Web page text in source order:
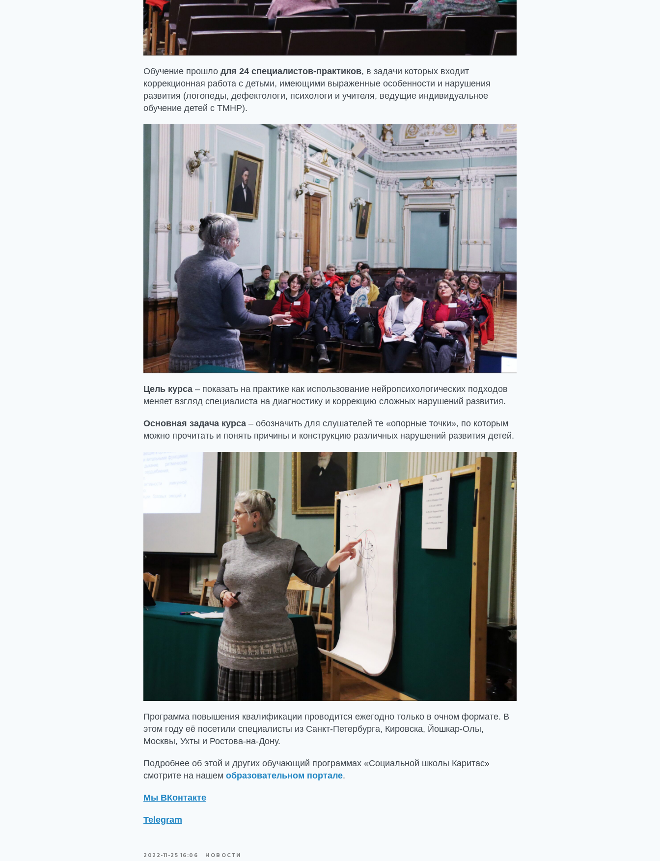
Обучение прошло для 24 специалистов-практиков, в задачи которых входит
коррекционная работа с детьми, имеющими выраженные особенности и нарушения
развития (логопеды, дефектологи, психологи и учителя, ведущие индивидуальное
обучение детей с ТМНР).
Цель курса – показать на практике как использование нейропсихологических подходов
меняет взгляд специалиста на диагностику и коррекцию сложных нарушений развития.
Основная задача курса – обозначить для слушателей те «опорные точки», по которым
можно прочитать и понять причины и конструкцию различных нарушений развития детей.
Программа повышения квалификации проводится ежегодно только в очном формате. В
этом году её посетили специалисты из Санкт-Петербурга, Кировска, Йошкар-Олы,
Москвы, Ухты и Ростова-на-Дону.
Подробнее об этой и других обучающий программах «Социальной школы Каритас»
смотрите на нашем образовательном портале.
Мы ВКонтакте
Telegram
2022-11-25 16:06 НОВОСТИ